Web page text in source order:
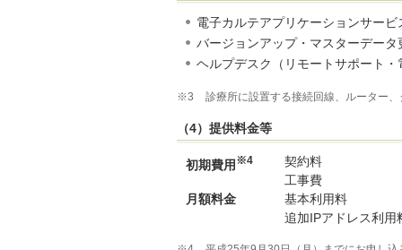
電子カルテアプリケーションサービ
バージョンアップ・マスターデータ
ヘルプデスク（リモートサポート・
※3 診療所に設置する接続回線、ルーター
（4）提供料金等
初期費用 ※4
契約料
工事費
月額料金
基本利用料
追加IPアドレス利用